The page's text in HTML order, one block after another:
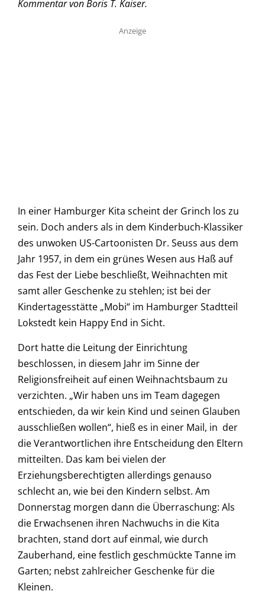
Kommentar von Boris T. Kaiser.
Anzeige
In einer Hamburger Kita scheint der Grinch los zu
sein. Doch anders als in dem Kinderbuch-Klassiker
des unwoken US-Cartoonisten Dr. Seuss aus dem
Jahr 1957, in dem ein grünes Wesen aus Haß auf
das Fest der Liebe beschließt, Weihnachten mit
samt aller Geschenke zu stehlen; ist bei der
Kindertagesstätte „Mobi“ im Hamburger Stadtteil
Lokstedt kein Happy End in Sicht.
Dort hatte die Leitung der Einrichtung
beschlossen, in diesem Jahr im Sinne der
Religionsfreiheit auf einen Weihnachtsbaum zu
verzichten. „Wir haben uns im Team dagegen
entschieden, da wir kein Kind und seinen Glauben
ausschließen wollen“, hieß es in einer Mail, in der
die Verantwortlichen ihre Entscheidung den Eltern
mitteilten. Das kam bei vielen der
Erziehungsberechtigten allerdings genauso
schlecht an, wie bei den Kindern selbst. Am
Donnerstag morgen dann die Überraschung: Als
die Erwachsenen ihren Nachwuchs in die Kita
brachten, stand dort auf einmal, wie durch
Zauberhand, eine festlich geschmückte Tanne im
Garten; nebst zahlreicher Geschenke für die
Kleinen.